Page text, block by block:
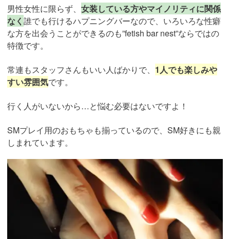
男性女性に限らず、 女装している方やマイノリティに関係
なく 誰でも行けるハプニングバーなので、いろいろな性癖
な方を出会うことができるのも”fetish bar nest”ならではの
特徴です。
常連もスタッフさんもいい人ばかりで、 1人でも楽しみや
すい雰囲気です。
行く人がいないから…と悩む必要はないですよ！
SMプレイ用のおもちゃも揃っているので、SM好きにも親
しまれています。